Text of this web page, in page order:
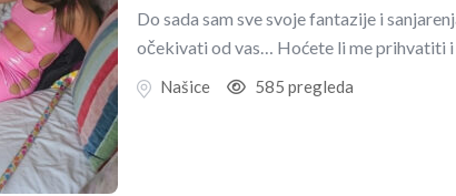
Do sada sam sve svoje fantazije i
očekivati ​​od vas… Hoćete li me prihvatiti
Našice 585 pregleda